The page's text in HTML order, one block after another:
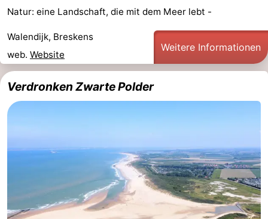
Bad
Zonneweelde
-
Zwinhoeve
Hotels
Lastminutes
Strand
Denkmäler
Natur: eine Landschaft, die mit dem Meer lebt -
Walendijk, Breskens
web. Website
Weitere Informationen
Verdronken Zwarte Polder